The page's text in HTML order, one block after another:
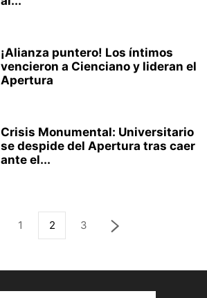
¡Alianza puntero! Los íntimos
vencieron a Cienciano y lideran el
Apertura
Crisis Monumental: Universitario
se despide del Apertura tras caer
ante el...
1 2 3